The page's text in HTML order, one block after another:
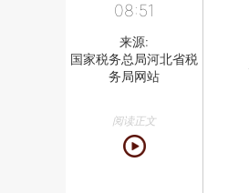
08:51
来源:
国家税务总局河北省税
务局网站
阅读正文